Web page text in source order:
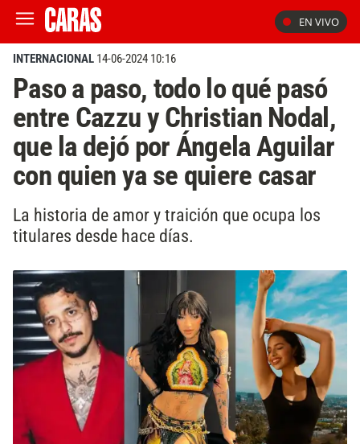
EN VIVO
INTERNACIONAL 14-06-2024 10:16
Paso a paso, todo lo qué pasó
entre Cazzu y Christian Nodal,
que la dejó por Ángela Aguilar
con quien ya se quiere casar
La historia de amor y traición que ocupa los
titulares desde hace días.